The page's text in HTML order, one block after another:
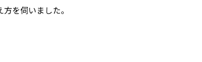
を伺いました。